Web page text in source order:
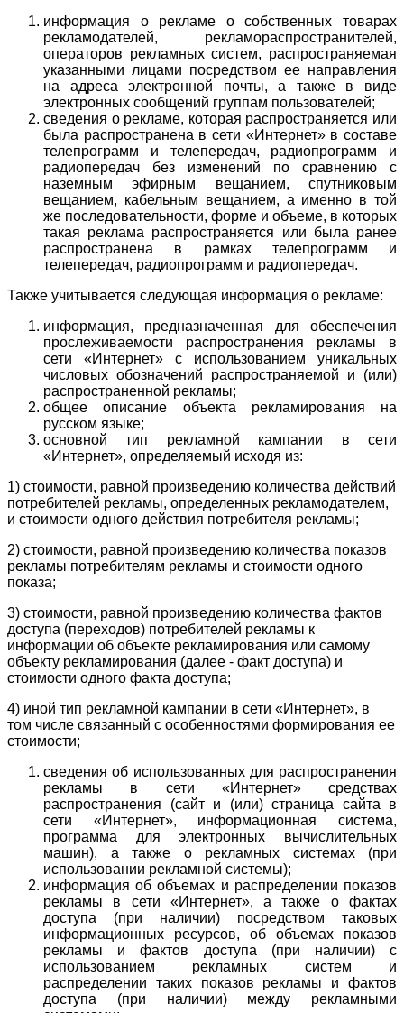
информация о рекламе о собственных товарах
рекламодателей, рекламораспространителей,
операторов рекламных систем, распространяемая
указанными лицами посредством ее направления
на адреса электронной почты, а также в виде
электронных сообщений группам пользователей;
сведения о рекламе, которая распространяется или
была распространена в сети «Интернет» в составе
телепрограмм и телепередач, радиопрограмм и
радиопередач без изменений по сравнению с
наземным эфирным вещанием, спутниковым
вещанием, кабельным вещанием, а именно в той
же последовательности, форме и объеме, в которых
такая реклама распространяется или была ранее
распространена в рамках телепрограмм и
телепередач, радиопрограмм и радиопередач.
Также учитывается следующая информация о рекламе:
информация, предназначенная для обеспечения
прослеживаемости распространения рекламы в
сети «Интернет» с использованием уникальных
числовых обозначений распространяемой и (или)
распространенной рекламы;
общее описание объекта рекламирования на
русском языке;
основной тип рекламной кампании в сети
«Интернет», определяемый исходя из:
1) стоимости, равной произведению количества действий
потребителей рекламы, определенных рекламодателем,
и стоимости одного действия потребителя рекламы;
2) стоимости, равной произведению количества показов
рекламы потребителям рекламы и стоимости одного
показа;
3) стоимости, равной произведению количества фактов
доступа (переходов) потребителей рекламы к
информации об объекте рекламирования или самому
объекту рекламирования (далее - факт доступа) и
стоимости одного факта доступа;
4) иной тип рекламной кампании в сети «Интернет», в
том числе связанный с особенностями формирования ее
стоимости;
сведения об использованных для распространения
рекламы в сети «Интернет» средствах
распространения (сайт и (или) страница сайта в
сети «Интернет», информационная система,
программа для электронных вычислительных
машин), а также о рекламных системах (при
использовании рекламной системы);
информация об объемах и распределении показов
рекламы в сети «Интернет», а также о фактах
доступа (при наличии) посредством таковых
информационных ресурсов, об объемах показов
рекламы и фактов доступа (при наличии) с
использованием рекламных систем и
распределении таких показов рекламы и фактов
доступа (при наличии) между рекламными